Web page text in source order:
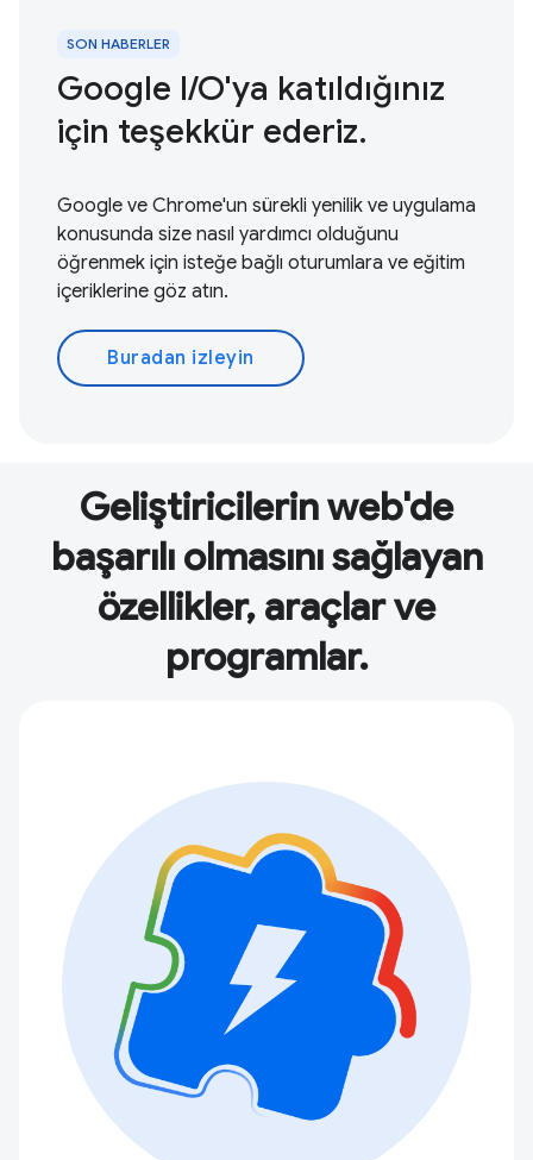
SON HABERLER
Google I / O'ya katıldığınız
için teşekkür ederiz.
Google ve Chrome'un sürekli yenilik ve uygulama
konusunda size nasıl yardımcı olduğunu
öğrenmek için isteğe bağlı oturumlara ve eğitim
içeriklerine göz atın.
Buradan izleyin
Geliştiricilerin web'de
başarılı olmasını sağlayan
özellikler, araçlar ve
programlar.